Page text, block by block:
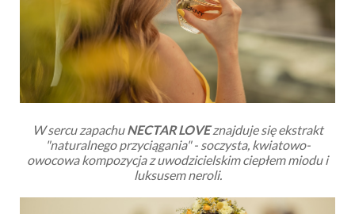
W sercu zapachuNECTAR LOVEznajduje się ekstrakt
"naturalnego przyciągania" - soczysta, kwiatowo-
owocowa kompozycja z uwodzicielskim ciepłem miodu i
luksusem neroli.